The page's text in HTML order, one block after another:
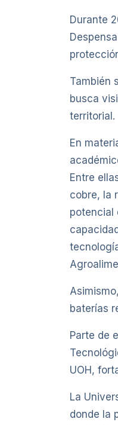
Durante
También
busca
territorial.
En
Entre
cobre, la
potencial
baterías
Parte de
UOH,
La
donde la